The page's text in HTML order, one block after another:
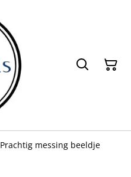
Prachtig messing beeldje